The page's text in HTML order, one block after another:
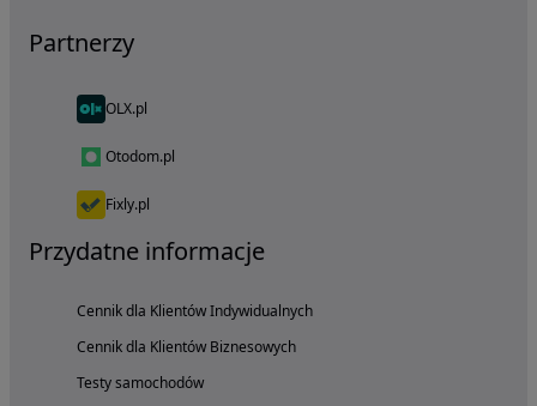
Partnerzy
OLX.pl
Otodom.pl
Fixly.pl
Przydatne informacje
Cennik dla Klientów Indywidualnych
Cennik dla Klientów Biznesowych
Testy samochodów